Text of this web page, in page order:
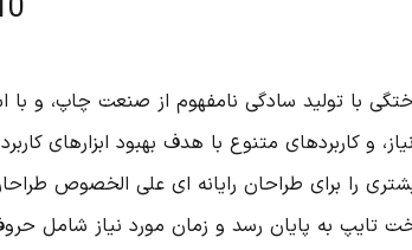
10 طراحی مینیمال
با تولید سادگی نامفهوم از صنعت چاپ، و با
و کاربردهای متنوع با هدف بهبود
را برای طراحان رایانه ای علی الخصوص
تایپ به پایان رسد و زمان مورد نیاز شامل